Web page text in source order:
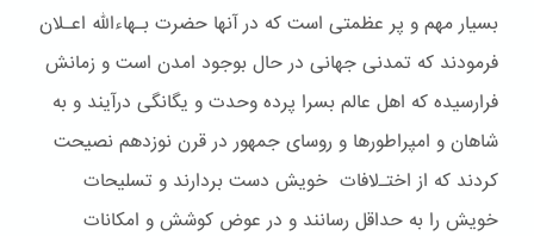
بسیار مهم و پر عظمتی است که در آنها حضرت بـهاءالله اعـلان
فرمودند که تمدنی جهانی در حال بوجود امدن است و زمانش
فرارسیده که اهل عالم بسرا پرده وحدت و یگانگی درآیند و به
شاهان و امپراطورها و روسای جمهور در قرن نوزدهم نصیحت
کردند که از اختـﻻفات خویش دست بردارند و تسلیحات
خویش را به حداقل رسانند و در عوض کوشش و امکانات